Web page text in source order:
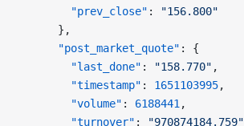
        "prev_close"
:
"156.800"
      },
      "post_market_quote"
: {
        "last_done"
: "158.770" ,
        "timestamp"
: 1651103995,
        "volume"
: 6188441 ,
        "turnover"
: "970874184.759"